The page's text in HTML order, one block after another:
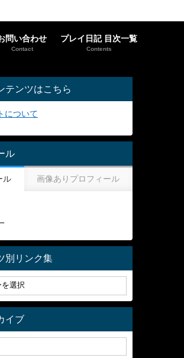
問い合わせ
Contact
プレイ日記 目次一覧
Contents
テンツはこちら
について
ル
ル 画像ありプロフィール
別リンク集
イブ